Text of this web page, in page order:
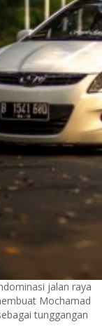
jalan raya
Mochamad
tunggangan